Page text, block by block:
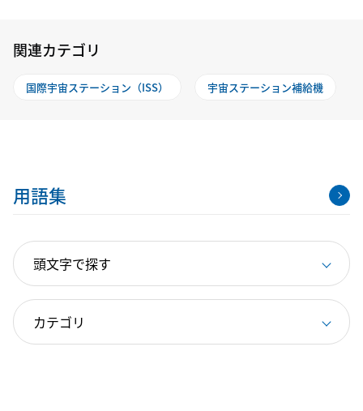
関連カテゴリ
国際宇宙ステーション（ISS） 宇宙ステーション補給機
用語集